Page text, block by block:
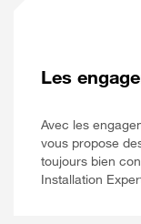
Les
Avec les
vous propose
toujours bien
Installation